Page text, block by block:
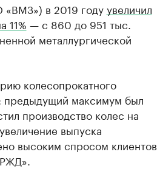
«ВМЗ») в 2019 годуувеличил
11% — с 860 до 951 тыс.
металлургической
колесопрокатного
предыдущий максимум был
производство колес на
выпуска
высоким спросом клиентов